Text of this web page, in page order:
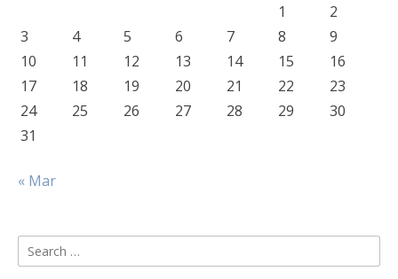
1
2
3
4 5 6 7 8
9
10
11 12 13 14 15
16
17
18 19 20 21 22
23
24
25 26 27 28 29
30
31
« Mar
Search
for: